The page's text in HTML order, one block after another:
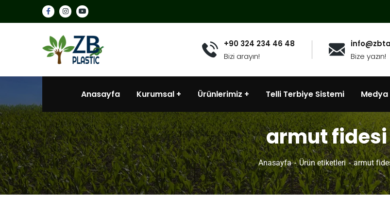
+90 324 234 46 48
Bizi arayın!
Bize yazın!
Anasayfa Kurumsal Ürünlerimiz Telli Terbiye Sistemi Medya
armut fidesi
Anasayfa Ürün etiketleri armut